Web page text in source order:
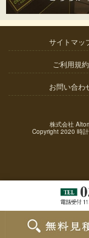
サイトマッ
ご利用規約
お問い合わ
株式会社
Copyright 2020 時